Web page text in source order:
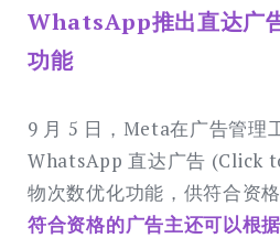
WhatsApp推出直达广
功能
9 月 5 日，Meta在广告管理
WhatsApp 直达广告 (Click
物次数优化功能，供符合资
符合资格的广告主还可以根